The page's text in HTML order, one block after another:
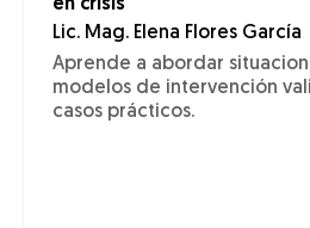
en crisis
Lic. Mag. Elena Flores García
Aprende a abordar
modelos de intervención
casos prácticos.